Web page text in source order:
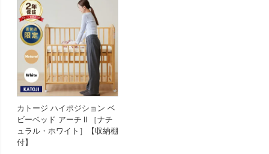
カトージ ハイポジション ベ
ビーベッド アーチⅡ［ナチ
ュラル・ホワイト］【収納棚
付】